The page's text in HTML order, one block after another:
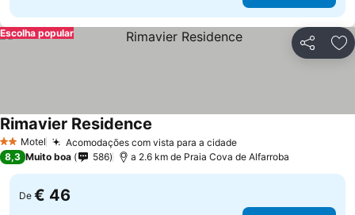
Partilhar
Escolha popular
2 Estrelas
Motel Acomodações com vista para a cidadeVer preços
Rimavier Residence
8,3 Muito boa 586 a 2.6 km de Praia Cova de Alfarroba
De € 46